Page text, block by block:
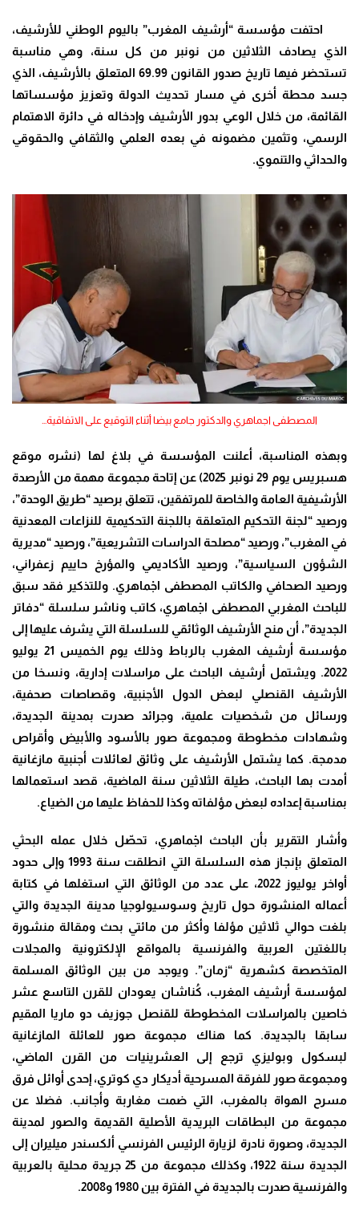
احتفت مؤسسة “أرشيف المغرب” باليوم الوطني للأرشيف،
الذي يصادف الثلاثين من نونبر من كل سنة، وهي مناسبة
تستحضر فيها تاريخ صدور القانون 69.99 المتعلق بالأرشيف، الذي
جسد محطة أخرى في مسار تحديث الدولة وتعزيز مؤسساتها
القائمة، من خلال الوعي بدور الأرشيف وإدخاله في دائرة الاهتمام
الرسمي، وتثمين مضمونه في بعده العلمي والثقافي والحقوقي
والحداثي والتنموي.
المصطفى اجماهري والدكتور جامع بيضا أثناء التوقيع على الاتفاقية…
وبهذه المناسبة، أعلنت المؤسسة في بلاغ لها (نشره موقع
هسبريس يوم 29 نونبر 2025) عن إتاحة مجموعة مهمة من الأرصدة
الأرشيفية العامة والخاصة للمرتفقين، تتعلق برصيد “طريق الوحدة”،
ورصيد “لجنة التحكيم المتعلقة باللجنة التحكيمية للنزاعات المعدنية
في المغرب”، ورصيد “مصلحة الدراسات التشريعية”، ورصيد “مديرية
الشؤون السياسية”، ورصيد الأكاديمي والمؤرخ حاييم زعفراني،
ورصيد الصحافي والكاتب المصطفى اجْماهري. وللتذكير فقد سبق
للباحث المغربي المصطفى اجْماهري، كاتب وناشر سلسلة “دفاتر
الجديدة”، أن منح الأرشيف الوثائقي للسلسلة التي يشرف عليها إلى
مؤسسة أرشيف المغرب بالرباط وذلك يوم الخميس 21 يوليو
2022. ويشتمل أرشيف الباحث على مراسلات إدارية، ونسخا من
الأرشيف القنصلي لبعض الدول الأجنبية، وقصاصات صحفية،
ورسائل من شخصيات علمية، وجرائد صدرت بمدينة الجديدة،
وشهادات مخطوطة ومجموعة صور بالأسود والأبيض وأقراص
مدمجة. كما يشتمل الأرشيف على وثائق لعائلات أجنبية مازغانية
أمدت بها الباحث، طيلة الثلاثين سنة الماضية، قصد استعمالها
بمناسبة إعداده لبعض مؤلفاته وكذا للحفاظ عليها من الضياع.
وأشار التقرير بأن الباحث اجْماهري، تحصّل خلال عمله البحثي
المتعلق بإنجاز هذه السلسلة التي انطلقت سنة 1993 وإلى حدود
أواخر يوليوز 2022، على عدد من الوثائق التي استغلها في كتابة
أعماله المنشورة حول تاريخ وسوسيولوجيا مدينة الجديدة والتي
بلغت حوالي ثلاثين مؤلفا وأكثر من مائتي بحث ومقالة منشورة
باللغتين العربية والفرنسية بالمواقع الإلكترونية والمجلات
المتخصصة كشهرية “زمان”. ويوجد من بين الوثائق المسلمة
لمؤسسة أرشيف المغرب، كُناشان يعودان للقرن التاسع عشر
خاصين بالمراسلات المخطوطة للقنصل جوزيف دو ماريا المقيم
سابقا بالجديدة. كما هناك مجموعة صور للعائلة المازغانية
لبسكول وبوليزي ترجع إلى العشرينيات من القرن الماضي،
ومجموعة صور للفرقة المسرحية أديكار دي كوتري، إحدى أوائل فرق
مسرح الهواة بالمغرب، التي ضمت مغاربة وأجانب. فضلا عن
مجموعة من البطاقات البريدية الأصلية القديمة والصور لمدينة
الجديدة، وصورة نادرة لزيارة الرئيس الفرنسي ألكسندر ميليران إلى
الجديدة سنة 1922، وكذلك مجموعة من 25 جريدة محلية بالعربية
والفرنسية صدرت بالجديدة في الفترة بين 1980 و2008.